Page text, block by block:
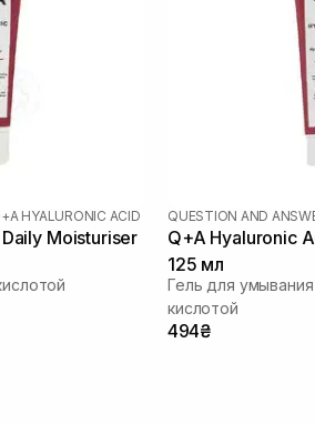
HYALURONIC ACID
Moisturiser
QUESTION AND
Q+A Hyaluronic
125 мл
Гель для
кислотой
494₴